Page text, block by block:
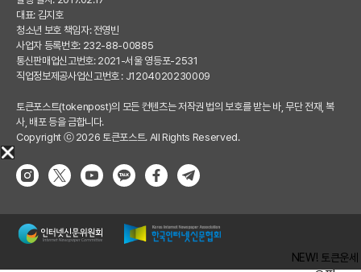
NEW! 토큰운세
대표: 김지호
청소년 보호 책임자: 전영빈
사업자 등록번호: 232-88-00885
통신판매업신고번호: 2021-서울 영등포-2531
직업정보제공사업신고번호 : J1204020230009
토큰포스트(tokenpost)의 모든 컨텐츠는 저작권 법의 보호를 받는 바, 무단 전재, 복
사, 배포 등을 금합니다.
Copyright ⓒ 2026 토큰포스트. All Rights Reserved.